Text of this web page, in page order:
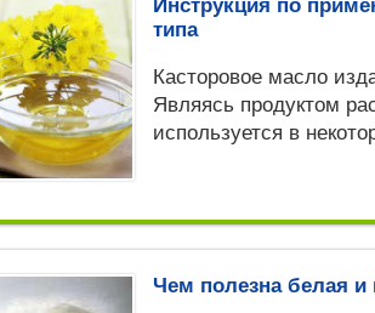
Инструкция по
типа
Касторовое масло
Являясь продуктом
используется в
Чем полезна белая